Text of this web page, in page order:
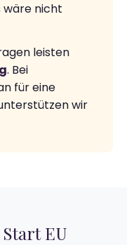
wäre nicht
leisten
. Bei
für eine
wir
EU